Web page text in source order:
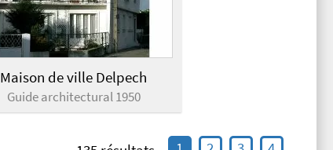
Maison de ville Delpech
Guide architectural 1950